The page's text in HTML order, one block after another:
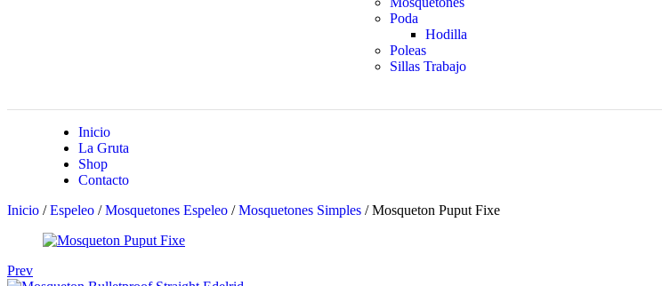
Poda
Hodilla
Poleas
Sillas Trabajo
Inicio
La Gruta
Shop
Contacto
Inicio /Espeleo /Mosquetones Espeleo /Mosquetones Simples / Mosqueton Puput Fixe
Prev